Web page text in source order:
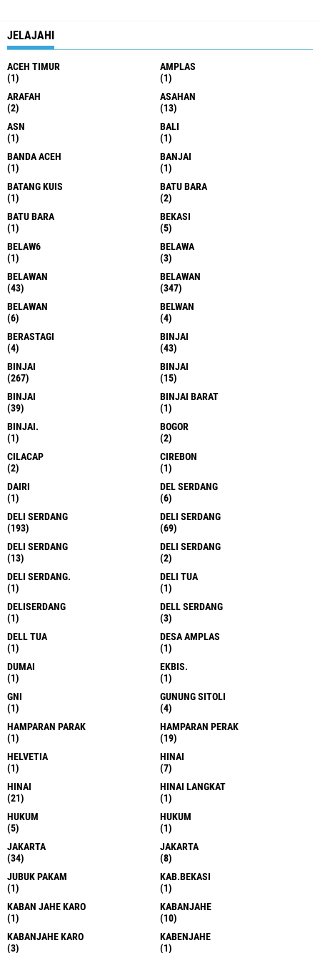
JELAJAHI
ACEH TIMUR
(1)
AMPLAS
(1)
ARAFAH
(2)
ASAHAN
(13)
ASN
(1)
BALI
(1)
BANDA ACEH
(1)
BANJAI
(1)
BATANG KUIS
(1)
BATU BARA
(2)
BATU BARA
(1)
BEKASI
(5)
BELAW6
(1)
BELAWA
(3)
BELAWAN
(43)
BELAWAN
(347)
BELAWAN
(6)
BELWAN
(4)
BERASTAGI
(4)
BINJAI
(43)
BINJAI
(267)
BINJAI
(15)
BINJAI
(39)
BINJAI BARAT
(1)
BINJAI.
(1)
BOGOR
(2)
CILACAP
(2)
CIREBON
(1)
DAIRI
(1)
DEL SERDANG
(6)
DELI SERDANG
(193)
DELI SERDANG
(69)
DELI SERDANG
(13)
DELI SERDANG
(2)
DELI SERDANG.
(1)
DELI TUA
(1)
DELISERDANG
(1)
DELL SERDANG
(3)
DELL TUA
(1)
DESA AMPLAS
(1)
DUMAI
(1)
EKBIS.
(1)
GNI
(1)
GUNUNG SITOLI
(4)
HAMPARAN PARAK
(1)
HAMPARAN PERAK
(19)
HELVETIA
(1)
HINAI
(7)
HINAI
(21)
HINAI LANGKAT
(1)
HUKUM
(5)
HUKUM
(1)
JAKARTA
(34)
JAKARTA
(8)
JUBUK PAKAM
(1)
KAB.BEKASI
(1)
KABAN JAHE KARO
(1)
KABANJAHE
(10)
KABANJAHE KARO
(3)
KABENJAHE
(1)